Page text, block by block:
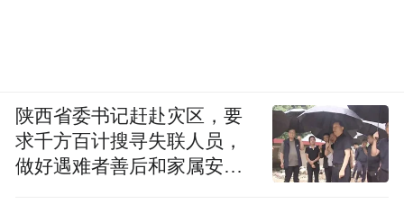
陕西省委书记赶赴灾区，要
求千方百计搜寻失联人员，
做好遇难者善后和家属安抚